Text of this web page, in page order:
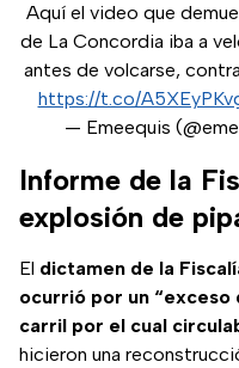
Aquí el video que
de La Concordia iba a
antes de volcarse,
https://t.co/
— Emeequis
Informe de la
explosión de
El dictamen de la
ocurrió por un
carril por el cual
hicieron una